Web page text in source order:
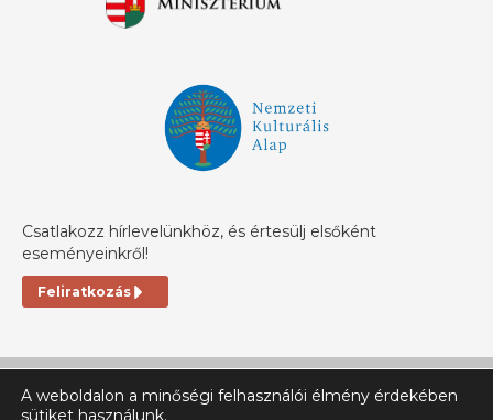
Csatlakozz hírlevelünkhöz, és értesülj elsőként
eseményeinkről!
Feliratkozás
A weboldalon a minőségi felhasználói élmény érdekében
sütiket használunk.